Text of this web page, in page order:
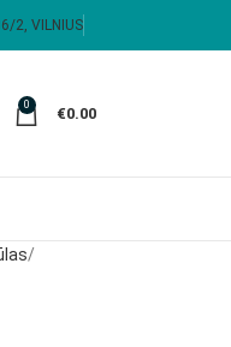
2, VILNIUS
0
€0.00